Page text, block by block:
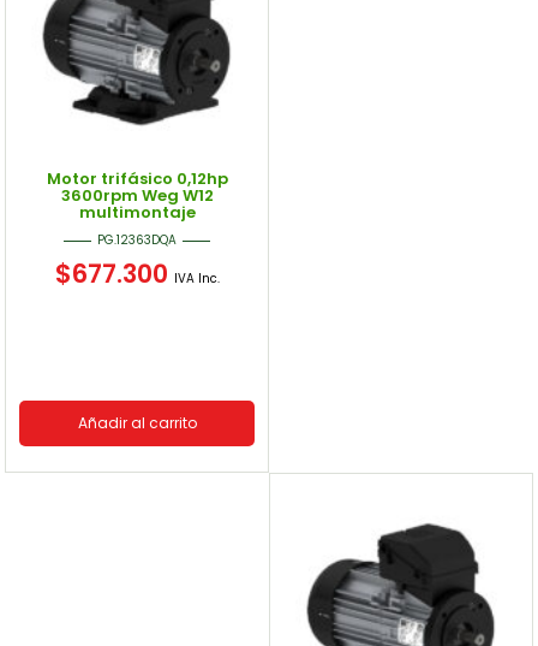
Motor trifásico 0,12hp
3600rpm Weg W12
multimontaje
PG.12363DQA
$677.300 IVA Inc.
Añadir al carrito